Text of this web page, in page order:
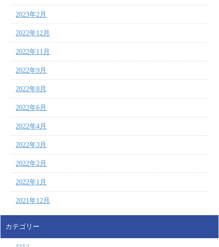
2023年2月
2022年12月
2022年11月
2022年9月
2022年8月
2022年6月
2022年4月
2022年3月
2022年2月
2022年1月
2021年12月
カテゴリー